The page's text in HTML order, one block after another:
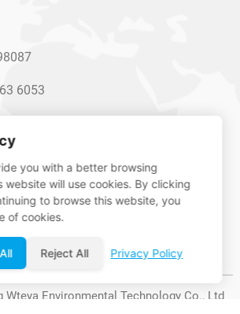
6053
Guangdong, China
Wteya Environmental Technology Co., Ltd
you with a better browsing
website will use cookies. By clicking
to browse this website, you
of cookies.
Reject All Privacy Policy